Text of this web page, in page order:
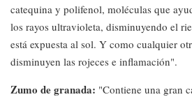
catequina y polifenol, moléculas que
los rayos ultravioleta, disminuyendo el
está expuesta al sol. Y como cualquier
disminuyen las rojeces e inflamación".
Zumo de granada: "Contiene una gran